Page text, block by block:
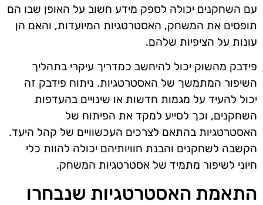
עם השחקנים יכולה לספק מידע חשוב על האופן שבו הם
תופסים את המשחק, האסטרטגיות המיועדות, והאם הן
עונות על הציפיות שלהם.
פידבק מהשוק יכול להיחשב כמדריך עיקרי בתהליך
השיפור המתמשך של האסטרטגיות. ניתוח פידבק זה
יכול להעיד על מגמות חדשות או שינויים בהעדפות
השחקנים, וכך לסייע למקד את הפיתוח של
האסטרטגיות בהתאם לצרכים העכשוויים של קהל היעד.
הקשבה לשחקנים והבנת חוויותיהם יכולה להוות כלי
חיוני לשיפור מתמיד של אסטרטגיות המשחק.
התאמת האסטרטגיות שנבחרו